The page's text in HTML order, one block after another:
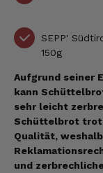
SEPP'
150g
Aufgrund seiner
kann
sehr leicht
Schüttelbrot
Qualität,
und